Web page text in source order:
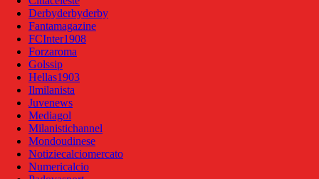
Derbyderbyderby
Fantamagazine
FCInter1908
Forzaroma
Golssip
Hellas1903
Ilmilanista
Juvenews
Mediagol
Milanistichannel
Mondoudinese
Notiziecalciomercato
Numericalcio